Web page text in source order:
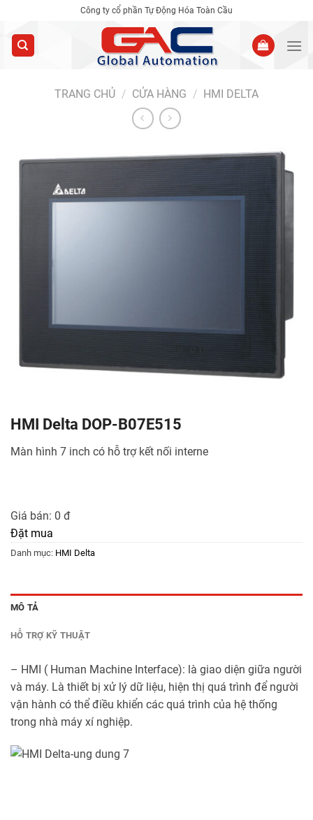
content
Công ty cổ phần Tự Động Hóa Toàn Cầu
TRANG CHỦ / CỬA HÀNG / HMI DELTA
HMI Delta DOP-B07E515
Màn hình 7 inch có hỗ trợ kết nối interne
Giá bán: 0 đ
Đặt mua
Danh mục: HMI Delta
MÔ TẢ
HỖ TRỢ KỸ THUẬT
– HMI ( Human Machine Interface): là giao diện giữa người
và máy. Là thiết bị xử lý dữ liệu, hiện thị quá trình để người
vận hành có thể điều khiển các quá trình của hệ thống
trong nhà máy xí nghiệp.